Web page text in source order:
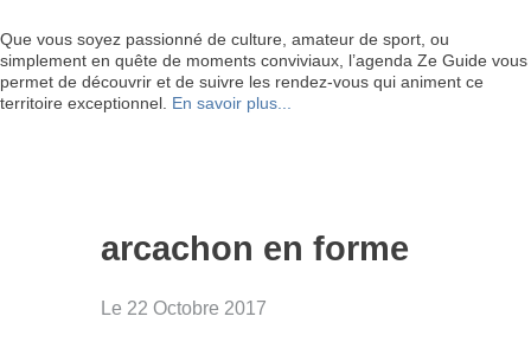
Que vous soyez passionné de culture, amateur de sport, ou
simplement en quête de moments conviviaux, l’agenda Ze Guide vous
permet de découvrir et de suivre les rendez-vous qui animent ce
territoire exceptionnel. En savoir plus...
arcachon en forme
Le 22 Octobre 2017